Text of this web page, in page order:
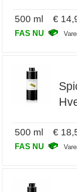
500 ml €
FAS NU
500 ml €
FAS NU